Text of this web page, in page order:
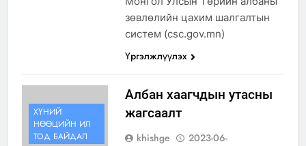
зөвлөлийн цахим шалгалтын
систем (csc.gov.mn)
Үргэлжлүүлэх
ХҮНИЙ
НӨӨЦИЙН ИЛ
ТОД БАЙДАЛ
Албан хаагчдын утасны
жагсаалт
khishge
2023-06-